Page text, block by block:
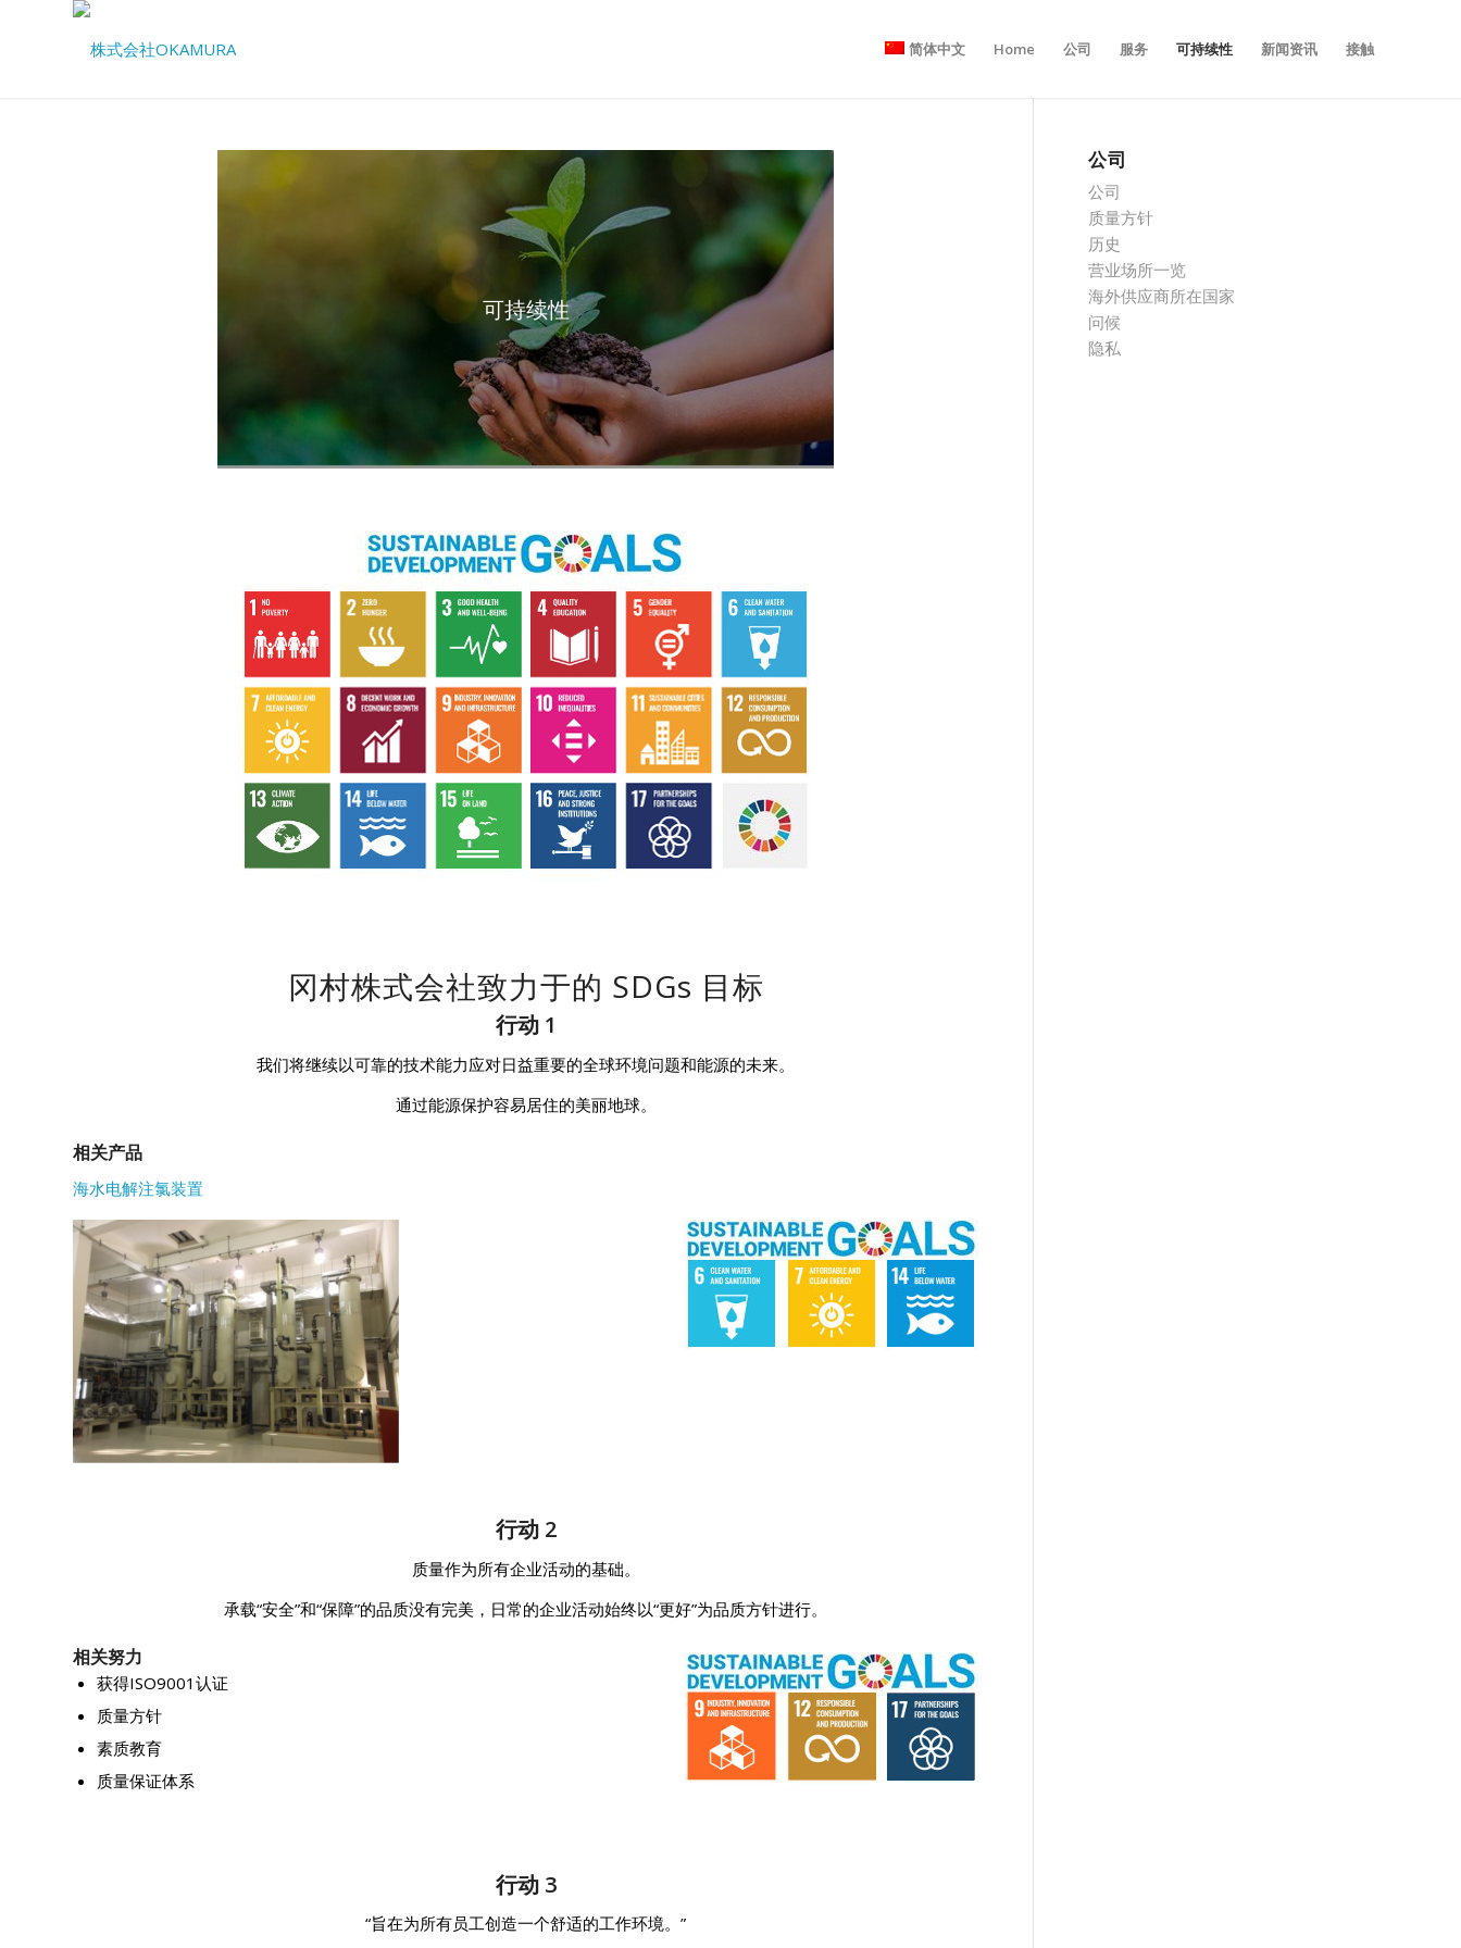
简体中文 Home 公司 服务 可持续性 新闻资讯 接触
可持续性
冈村株式会社致力于的 SDGs 目标
行动 1
我们将继续以可靠的技术能力应对日益重要的全球环境问题和能源的未来。
通过能源保护容易居住的美丽地球。
相关产品
海水电解注氯装置
行动 2
质量作为所有企业活动的基础。
承载“安全”和“保障”的品质没有完美，日常的企业活动始终以“更好”为品质方针进行。
相关努力
获得ISO9001认证
质量方针
素质教育
质量保证体系
行动 3
“旨在为所有员工创造一个舒适的工作环境。”
公司
公司
质量方针
历史
营业场所一览
海外供应商所在国家
问候
隐私